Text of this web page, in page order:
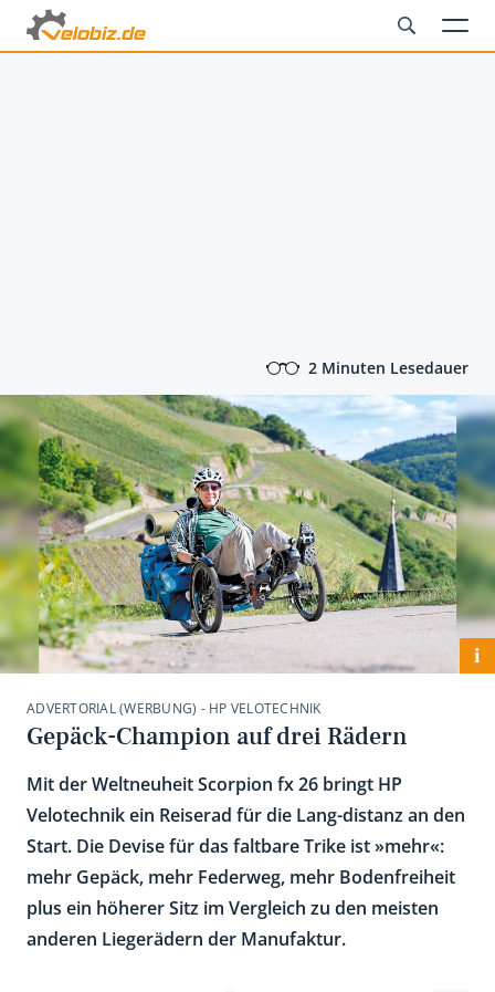
2 Minuten Lesedauer
i
ADVERTORIAL (WERBUNG) - HP VELOTECHNIK
Gepäck-Champion auf drei Rädern
Mit der Weltneuheit Scorpion fx 26 bringt HP
Velotechnik ein Reiserad für die Lang-distanz an den
Start. Die Devise für das faltbare Trike ist »mehr«:
mehr Gepäck, mehr Federweg, mehr Bodenfreiheit
plus ein höherer Sitz im Vergleich zu den meisten
anderen Liegerädern der Manufaktur.